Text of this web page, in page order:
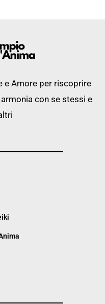
e Amore per riscoprire
con se stessi e